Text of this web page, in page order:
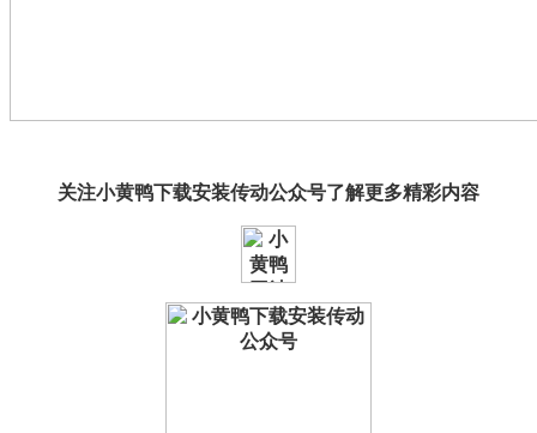
关注小黄鸭下载安装传动公众号了解更多精彩内容